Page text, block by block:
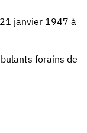
janvier 1947 à
forains de